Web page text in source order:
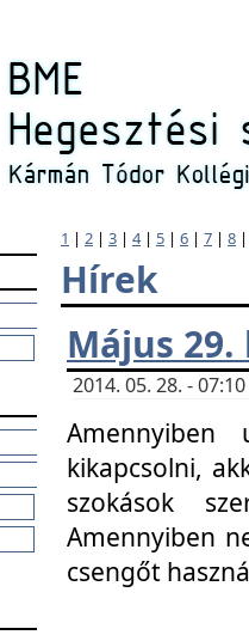
1 | 2 | 3 | 4| 5 | 6 | 7 | 8
Hírek
Május
2014. 05. 28. -
kikapcsolni,
szokások
Amennyiben
csengőt